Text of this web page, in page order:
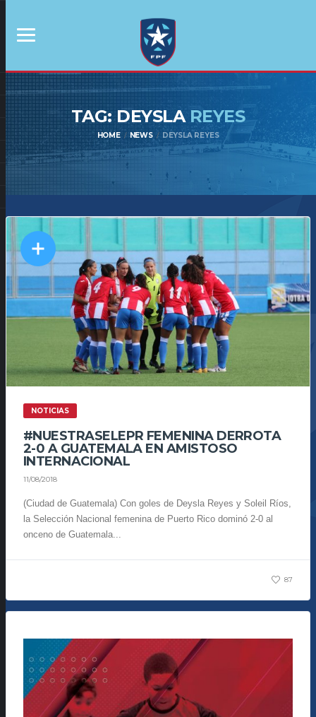
TAG: DEYSLA REYES
HOME NEWS DEYSLA REYES
NOTICIAS
#NUESTRASELEPR FEMENINA DERROTA
2-0 A GUATEMALA EN AMISTOSO
INTERNACIONAL
11/08/2018
(Ciudad de Guatemala) Con goles de Deysla Reyes y Soleil Ríos,
la Selección Nacional femenina de Puerto Rico dominó 2-0 al
onceno de Guatemala...
87